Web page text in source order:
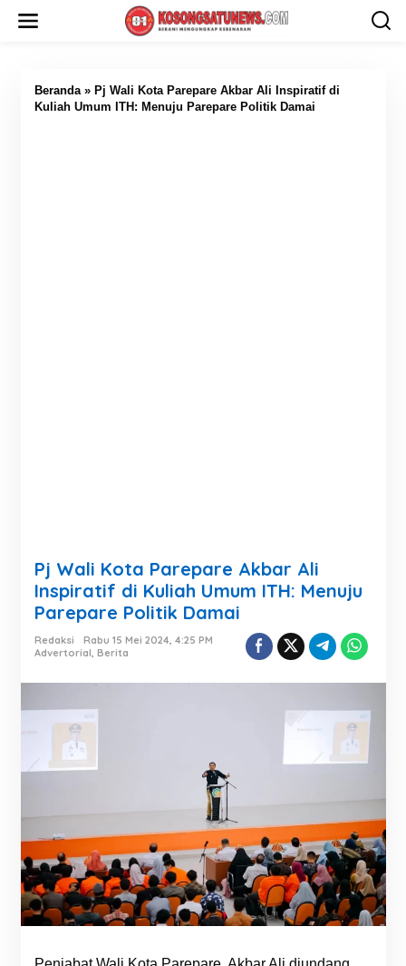
Beranda» Pj Wali Kota Parepare Akbar Ali Inspiratif di
Kuliah Umum ITH: Menuju Parepare Politik Damai
Pj Wali Kota Parepare Akbar Ali
Inspiratif di Kuliah Umum ITH: Menuju
Parepare Politik Damai
Redaksi
Rabu 15 Mei 2024, 4:25 PM
Advertorial, Berita